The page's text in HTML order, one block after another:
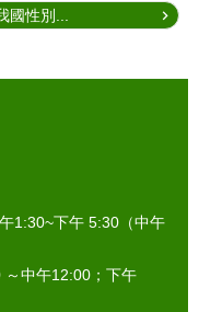
國性別...
1:30~下午 5:30（中午
～中午12:00；下午